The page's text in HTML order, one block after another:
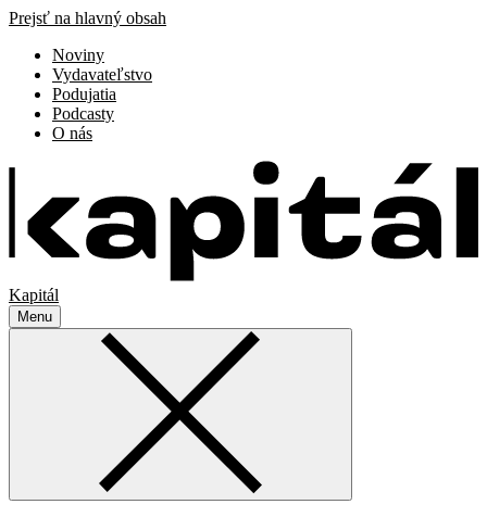
Prejsť na hlavný obsah
Noviny
Vydavateľstvo
Podujatia
Podcasty
O nás
Kapitál
Menu